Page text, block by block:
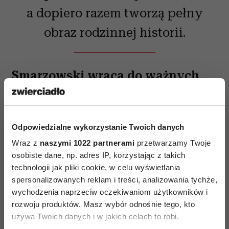
Odpowiedzialne wykorzystanie Twoich danych
Wraz z naszymi 1022 partnerami przetwarzamy Twoje
osobiste dane, np. adres IP, korzystając z takich
technologii jak pliki cookie, w celu wyświetlania
spersonalizowanych reklam i treści, analizowania tychże,
wychodzenia naprzeciw oczekiwaniom użytkowników i
rozwoju produktów. Masz wybór odnośnie tego, kto
używa Twoich danych i w jakich celach to robi.
a dopiero razem tworzą pełny
obraz rodzinnej historii.
Smarzowski wraca do ważnych
pytań